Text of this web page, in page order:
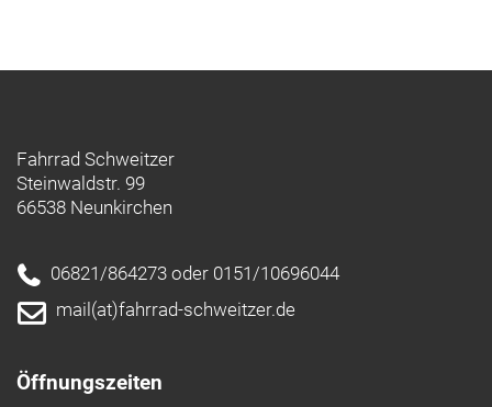
Fahrrad Schweitzer
Steinwaldstr. 99
66538 Neunkirchen
06821/864273 oder 0151/10696044
mail(at)fahrrad-schweitzer.de
Öffnungszeiten